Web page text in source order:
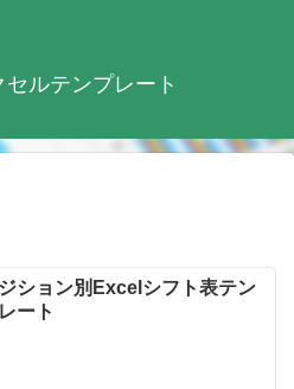
ルテンプレート
ション別Excelシフト表テン
ート